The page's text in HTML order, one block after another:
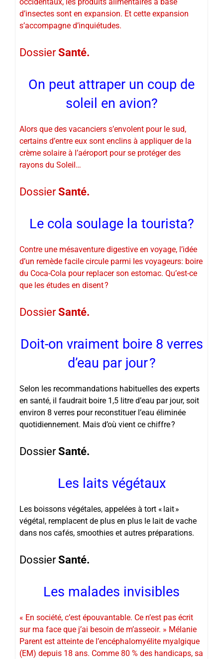
d’insectes sont en expansion. Et cette expansion
s’accompagne d’inquiétudes.
DossierSanté.
On peut attraper un coup de
soleil en avion?
Alors que des vacanciers s’envolent pour le sud,
certains d’entre eux sont enclins à appliquer de la
crème solaire à l’aéroport pour se protéger des
rayons du Soleil…
DossierSanté.
Le cola soulage la tourista?
Contre une mésaventure digestive en voyage, l’idée
d’un remède facile circule parmi les voyageurs: boire
du Coca-Cola pour replacer son estomac. Qu’est-ce
que les études en disent ?
DossierSanté.
Doit-on vraiment boire 8 verres
d’eau par jour ?
Selon les recommandations habituelles des experts
en santé, il faudrait boire 1,5 litre d’eau par jour, soit
environ 8 verres pour reconstituer l’eau éliminée
quotidiennement. Mais d’où vient ce chiffre ?
DossierSanté.
Les laits végétaux
Les boissons végétales, appelées à tort « lait »
végétal, remplacent de plus en plus le lait de vache
dans nos cafés, smoothies et autres préparations.
DossierSanté.
Les malades invisibles
« En société, c’est épouvantable. Ce n’est pas écrit
sur ma face que j’ai besoin de m’asseoir. » Mélanie
Parent est atteinte de l’encéphalomyélite myalgique
(EM) depuis 18 ans. Comme 80 % des handicaps, sa